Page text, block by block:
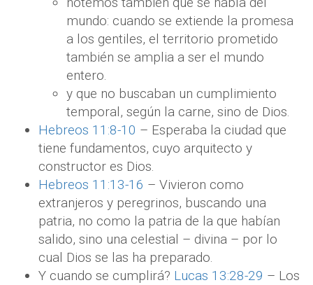
mundo: cuando se extiende la promesa
a los gentiles, el territorio prometido
también se amplia a ser el mundo
entero.
y que no buscaban un cumplimiento
temporal, según la carne, sino de Dios.
Hebreos 11:8-10 – Esperaba la ciudad que
tiene fundamentos, cuyo arquitecto y
constructor es Dios.
Hebreos 11:13-16 – Vivieron como
extranjeros y peregrinos, buscando una
patria, no como la patria de la que habían
salido, sino una celestial – divina – por lo
cual Dios se las ha preparado.
Y cuando se cumplirá? Lucas 13:28-29 – Los